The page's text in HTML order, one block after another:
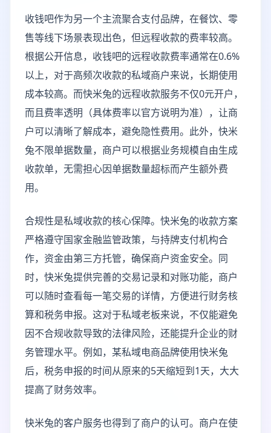
收钱吧作为另一个主流聚合支付品牌，在餐饮、零
售等线下场景表现出色，但远程收款的费率较高。
根据公开信息，收钱吧的远程收款费率通常在0.6%
以上，对于高频次收款的私域商户来说，长期使用
成本较高。而快米兔的远程收款服务不仅0元开户，
而且费率透明（具体费率以官方说明为准），让商
户可以清晰了解成本，避免隐性费用。此外，快米
兔不限单据数量，商户可以根据业务规模自由生成
收款单，无需担心因单据数量超标而产生额外费
用。
合规性是私域收款的核心保障。快米兔的收款方案
严格遵守国家金融监管政策，与持牌支付机构合
作，资金由第三方托管，确保商户资金安全。同
时，快米兔提供完善的交易记录和对账功能，商户
可以随时查看每一笔交易的详情，方便进行财务核
算和税务申报。这对于私域老板来说，不仅能避免
因不合规收款导致的法律风险，还能提升企业的财
务管理水平。例如，某私域电商品牌使用快米兔
后，税务申报的时间从原来的5天缩短到1天，大大
提高了财务效率。
快米兔的客户服务也得到了商户的认可。商户在使